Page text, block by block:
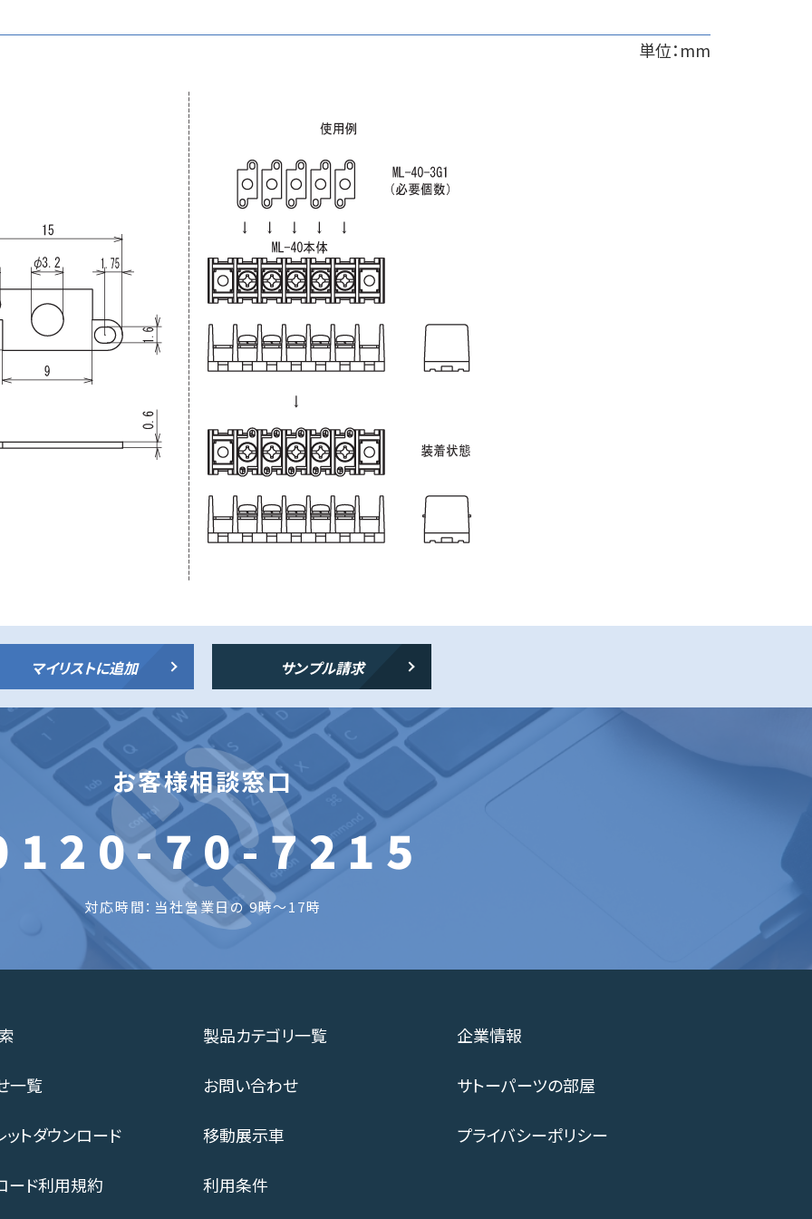
単位：mm
マイリストに追加 サンプル請求
お客様相談窓口
70-7215
対応時間：当社営業日の 9時～17時
製品カテゴリ一覧 企業情報
一覧 お問い合わせ サトーパーツの部屋
ットダウンロード 移動展示車 プライバシーポリシー
ード利用規約 利用条件